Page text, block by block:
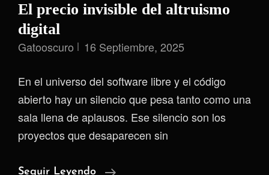
El precio invisible del altruismo
digital
Gatooscuro 16 Septiembre, 2025
En el universo del software libre y el código
abierto hay un silencio que pesa tanto como una
sala llena de aplausos. Ese silencio son los
proyectos que desaparecen sin
Seguir Leyendo
El